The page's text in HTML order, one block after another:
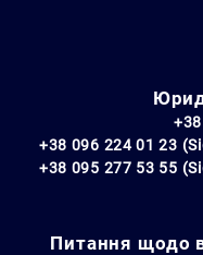
+38 096 224 01 23
+38 095 277 53 55
Питання щодо